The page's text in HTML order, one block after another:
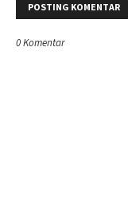
POSTING KOMENTAR
0 Komentar